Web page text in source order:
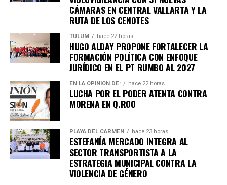
Recibe las noticias al instante
Quinto Poder y recibe las noticias más
importantes de Quintana Roo directamente
en tu teléfono.
Unirme al canal de WhatsApp
CÁMARAS EN CENTRAL VALLARTA Y LA
RUTA DE LOS CENOTES
TULUM hace 22 horas
HUGO ALDAY PROPONE FORTALECER LA
FORMACIÓN POLÍTICA CON ENFOQUE
JURÍDICO EN EL PT RUMBO AL 2027
EN LA OPINIÓN DE: hace 22 horas
LUCHA POR EL PODER ATENTA CONTRA
MORENA EN Q.ROO
PLAYA DEL CARMEN hace 23 horas
ESTEFANÍA MERCADO INTEGRA AL
SECTOR TRANSPORTISTA A LA
ESTRATEGIA MUNICIPAL CONTRA LA
VIOLENCIA DE GÉNERO